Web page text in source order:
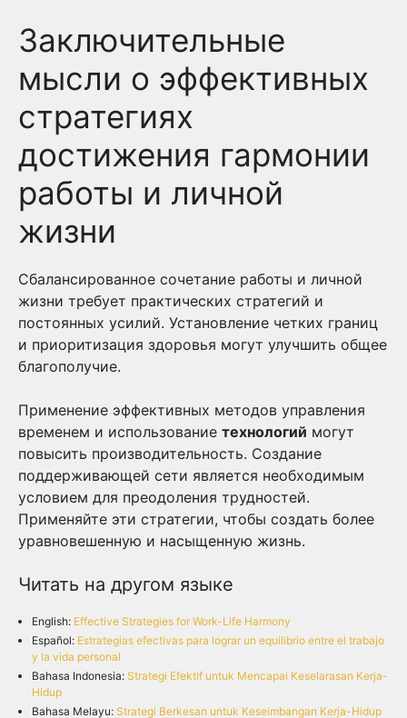
Заключительные
мысли о эффективных
стратегиях
достижения гармонии
работы и личной
жизни
Сбалансированное сочетание работы и личной
жизни требует практических стратегий и
постоянных усилий. Установление четких границ
и приоритизация здоровья могут улучшить общее
благополучие.
Применение эффективных методов управления
временем и использование технологий могут
повысить производительность. Создание
поддерживающей сети является необходимым
условием для преодоления трудностей.
Применяйте эти стратегии, чтобы создать более
уравновешенную и насыщенную жизнь.
Читать на другом языке
English: Effective Strategies for Work-Life Harmony
Español: Estrategias efectivas para lograr un equilibrio entre el trabajo
y la vida personal
Bahasa Indonesia: Strategi Efektif untuk Mencapai Keselarasan Kerja-
Hidup
Bahasa Melayu: Strategi Berkesan untuk Keseimbangan Kerja-Hidup